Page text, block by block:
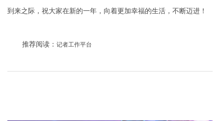
到来之际，祝大家在新的一年，向着更加幸福的生活，不断迈进！
推荐阅读： 记者工作平台